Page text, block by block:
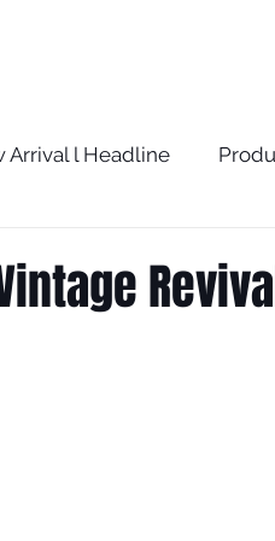
Arrival l Headline